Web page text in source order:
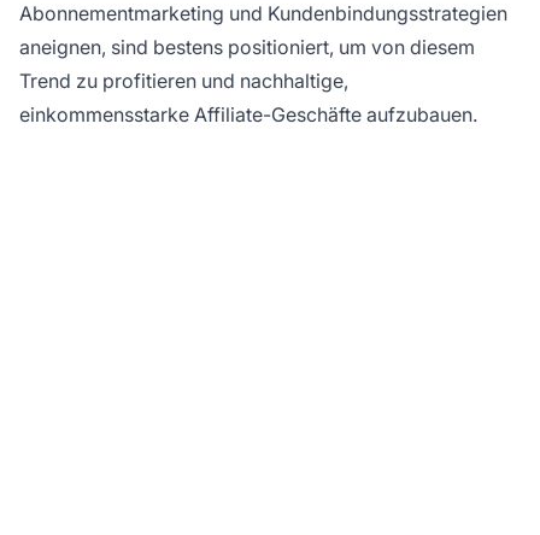
Abonnementmarketing und Kundenbindungsstrategien
aneignen, sind bestens positioniert, um von diesem
Trend zu profitieren und nachhaltige,
einkommensstarke Affiliate-Geschäfte aufzubauen.